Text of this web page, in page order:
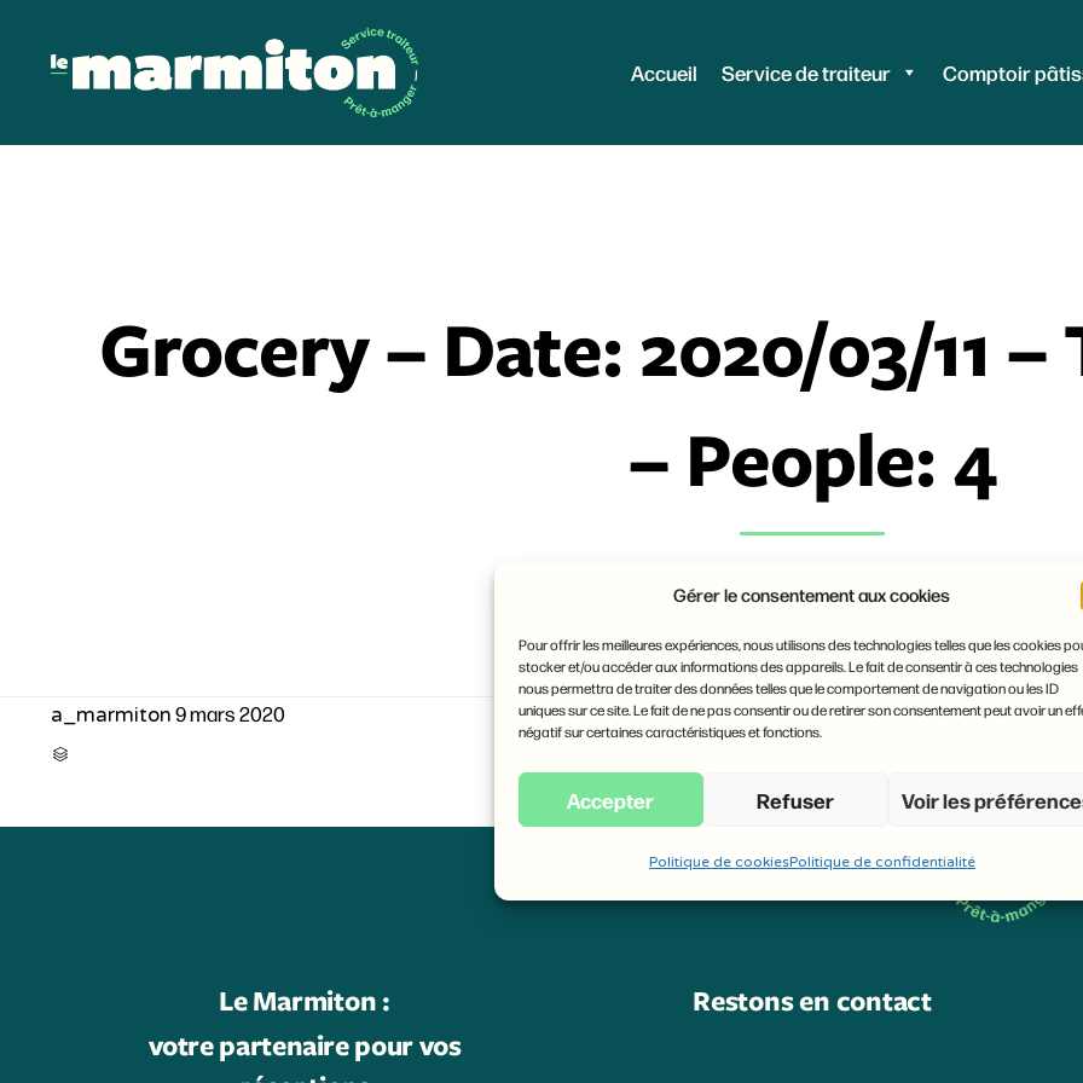
Gérer le consentement aux cookies
Pour offrir les meilleures expériences, nous utilisons des technologies telles que les cookies
stocker et/ou accéder aux informations des appareils. Le fait de consentir à ces technologies
nous permettra de traiter des données telles que le comportement de navigation ou les ID
uniques sur ce site. Le fait de ne pas consentir ou de retirer son consentement peut avoir un
négatif sur certaines caractéristiques et fonctions.
Accepter Refuser Voir les
Politique de cookiesPolitique de confidentialité
Accueil Service de traiteur Comptoir
Grocery – Date: 2020/03/11
– People: 4
a_marmiton9 mars 2020

Le Marmiton :
votre partenaire pour vos
Restons en contact